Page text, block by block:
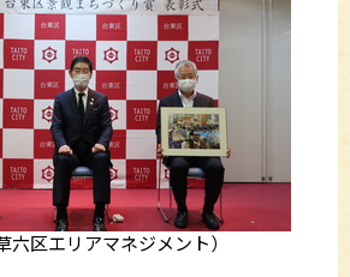
六区エリアマネジメント）